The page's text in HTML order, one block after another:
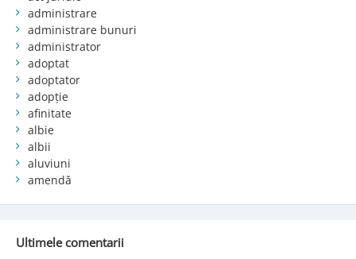
administrare
administrare bunuri
administrator
adoptat
adoptator
adopție
afinitate
albie
albii
aluviuni
amendă
Ultimele comentarii